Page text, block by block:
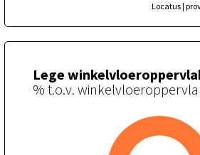
Locatus |
Lege
% t.o.v.